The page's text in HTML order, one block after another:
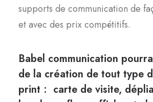
supports de communication de
et avec des prix compétitifs.
Babel communication
de la création de tout type
print : carte de visite,